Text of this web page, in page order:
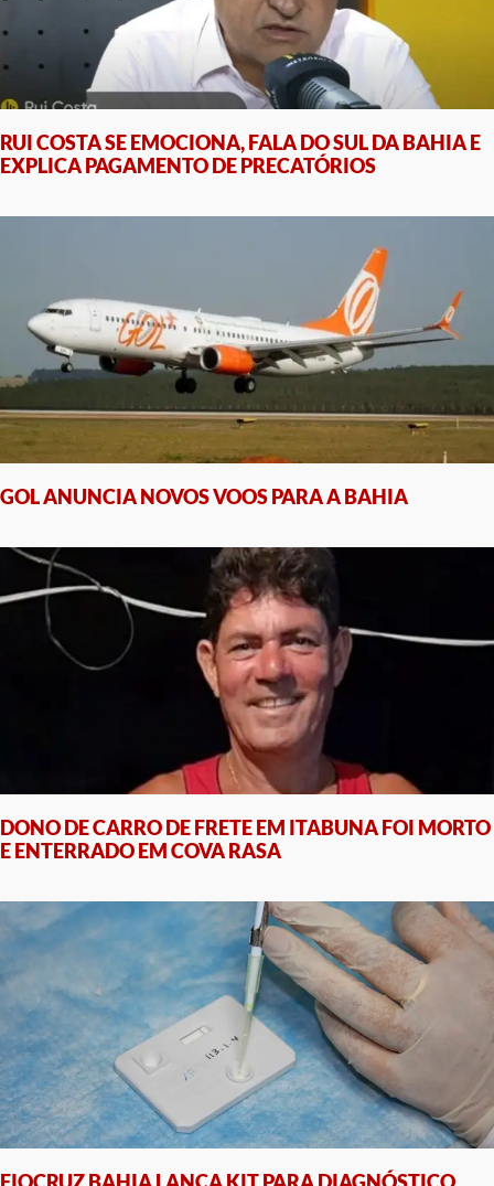
RUI COSTA SE EMOCIONA, FALA DO SUL DA BAHIA E
EXPLICA PAGAMENTO DE PRECATÓRIOS
GOL ANUNCIA NOVOS VOOS PARA A BAHIA
DONO DE CARRO DE FRETE EM ITABUNA FOI MORTO
E ENTERRADO EM COVA RASA